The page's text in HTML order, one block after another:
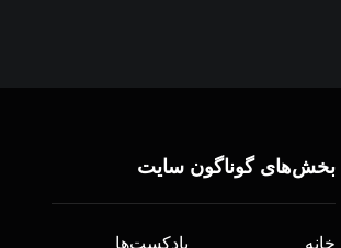
بخش‌های گوناگون سایت
خانه پادکست‌ها